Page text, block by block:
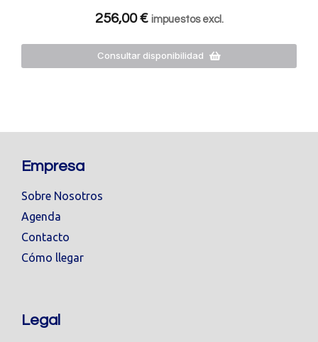
256,00€ impuestos excl.
Consultar disponibilidad
Empresa
Sobre Nosotros
Agenda
Contacto
Cómo llegar
Legal